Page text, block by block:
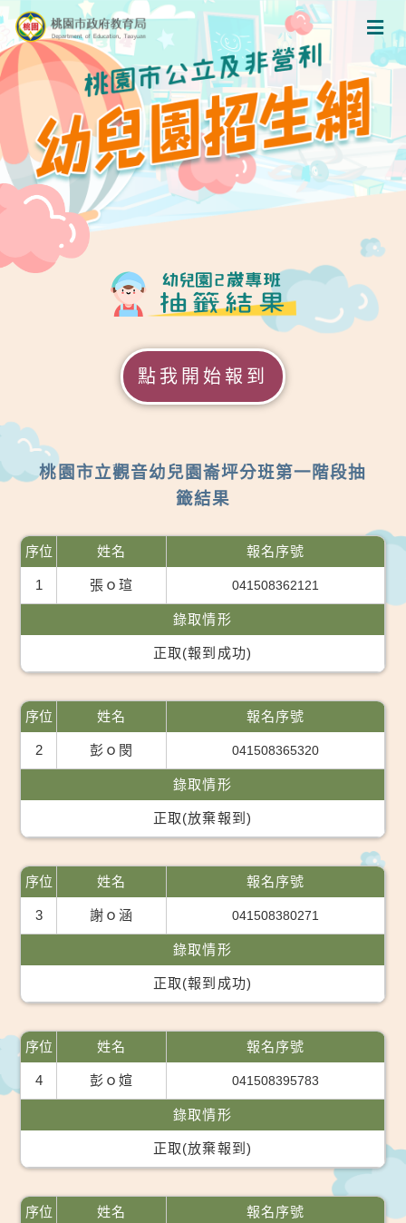
點我開始報到
桃園市立觀音幼兒園崙坪分班第一階段抽
籤結果
序位
1
姓名
張ｏ瑄
報名序號
041508362121
錄取情形
正取(報到成功)
序位
2
姓名
彭ｏ閔
報名序號
041508365320
錄取情形
正取(放棄報到)
序位
3
姓名
謝ｏ涵
報名序號
041508380271
錄取情形
正取(報到成功)
序位
4
姓名
彭ｏ媗
報名序號
041508395783
錄取情形
正取(放棄報到)
序位 姓名 報名序號